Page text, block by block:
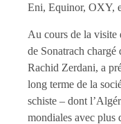
Eni, Equinor, OXY,
Au cours de la
de Sonatrach
Rachid Zerdani, a
long terme de la
schiste – dont
mondiales avec plus